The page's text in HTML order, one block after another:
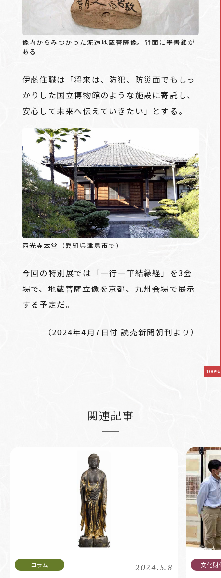
像内からみつかった泥造地蔵菩薩像。背面に墨書銘が
ある
伊藤住職は「将来は、防犯、防災面でもしっ
かりした国立博物館のような施設に寄託し、
安心して未来へ伝えていきたい」とする。
西光寺本堂（愛知県津島市で）
今回の特別展では「一行一筆結縁経」を3会
場で、地蔵菩薩立像を京都、九州会場で展示
する予定だ。
（2024年4月7日付 読売新聞朝刊より）
100%
関連記事
2024.5.8